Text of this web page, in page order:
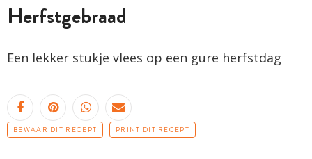
Herfstgebraad
Een lekker stukje vlees op een gure herfstdag
BEWAAR DIT RECEPT PRINT DIT RECEPT